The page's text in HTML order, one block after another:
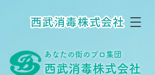
あなたの街のプロ集団
西武消毒株式会社